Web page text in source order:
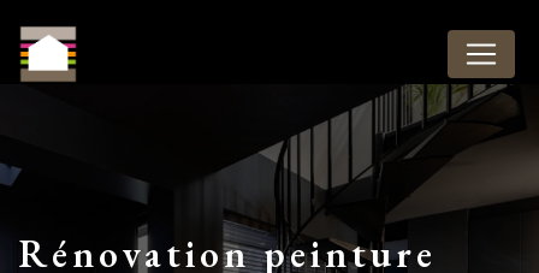
Rénovation peinture